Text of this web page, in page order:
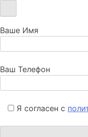
Ваше Имя
Ваш Телефон
Я согласен с